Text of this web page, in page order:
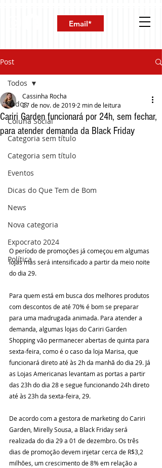
Post
Todos
Coluna Social
Categoria sem título
Categoria sem título
Eventos
Dicas do Que Tem de Bom
News
Nova categoria
Expocrato 2024
Política
Todos
Cariri Garden funcionará por 24h, sem fechar,
para atender demanda da Black Friday
Cassinha Rocha
27 de nov. de 2019 2 min de leitura
O período de promoções já começou em algumas
lojas mas será intensificado a partir da meio noite
do dia 29.
Para quem está em busca dos melhores produtos
com descontos de até 70% é bom se preparar
para uma madrugada animada. Para atender a
demanda, algumas lojas do Cariri Garden
Shopping vão permanecer abertas de quinta para
sexta-feira, como é o caso da loja Marisa, que
funcionará direto até às 2h da manhã do dia 29. Já
as Lojas Americanas levantam as portas a partir
das 23h do dia 28 e segue funcionando 24h direto
até às 23h da sexta-feira, 29.
De acordo com a gestora de marketing do Cariri
Garden, Mirelly Sousa, a Black Friday será
realizada do dia 29 a 01 de dezembro. Os três
dias de promoção devem injetar cerca de R$3,2
milhões, um crescimento de 8% em relação a